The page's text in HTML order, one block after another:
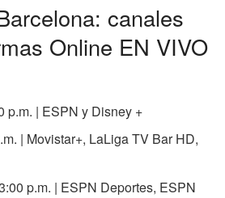
canales
Online EN VIVO
p.m. | ESPN y Disney +
| Movistar+, LaLiga TV Bar HD,
p.m. | ESPN Deportes, ESPN